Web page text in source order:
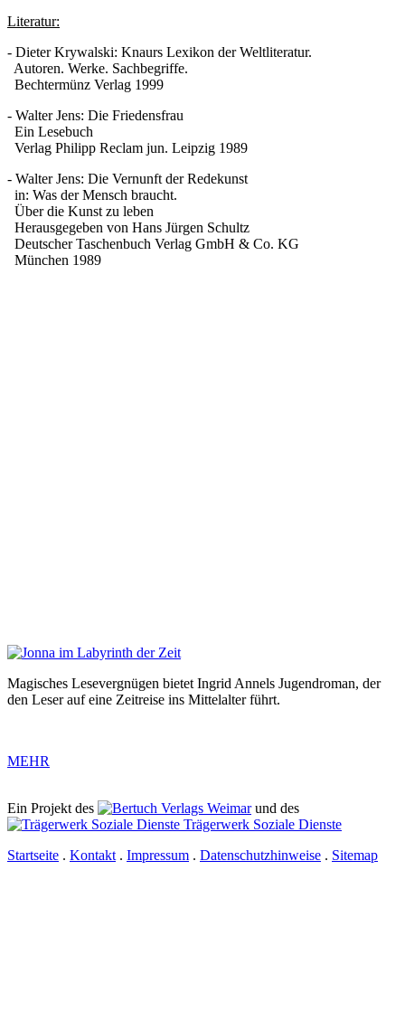
Literatur:
- Dieter Krywalski: Knaurs Lexikon der Weltliteratur.
Autoren. Werke. Sachbegriffe.
Bechtermünz Verlag 1999
- Walter Jens: Die Friedensfrau
Ein Lesebuch
Verlag Philipp Reclam jun. Leipzig 1989
- Walter Jens: Die Vernunft der Redekunst
in: Was der Mensch braucht.
Über die Kunst zu leben
Herausgegeben von Hans Jürgen Schultz
Deutscher Taschenbuch Verlag GmbH & Co. KG
München 1989
Magisches Lesevergnügen bietet Ingrid Annels Jugendroman, der
den Leser auf eine Zeitreise ins Mittelalter führt.
MEHR
Ein Projekt des Verlags Weimarund des
Trägerwerk Soziale Dienste
Startseite . Kontakt. Impressum . Datenschutzhinweise . Sitemap